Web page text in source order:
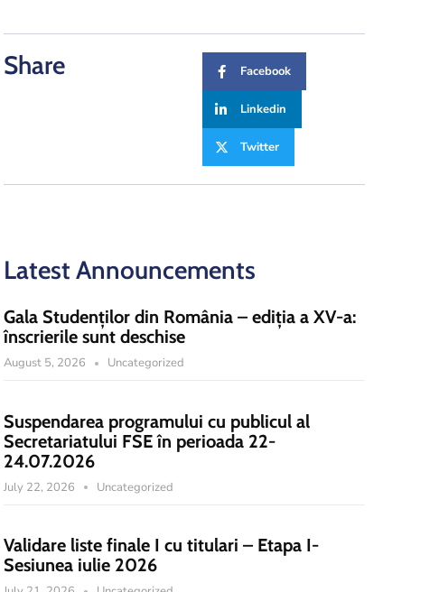
Share Facebook
Linkedin
Twitter
Latest Announcements
Gala Studenților din România – ediția a XV-a:
înscrierile sunt deschise
August 5, 2026 Uncategorized
Suspendarea programului cu publicul al
Secretariatului FSE în perioada 22-
24.07.2026
July 22, 2026 Uncategorized
Validare liste finale I cu titulari – Etapa I-
Sesiunea iulie 2026